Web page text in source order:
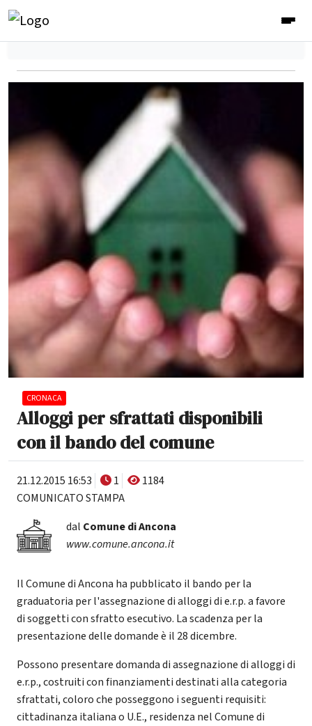
CRONACA
Alloggi per sfrattati disponibili
con il bando del comune
21.12.2015 16:53 1
1184
COMUNICATO STAMPA
dal Comune di Ancona
www.comune.ancona.it
Il Comune di Ancona ha pubblicato il bando per la
graduatoria per l'assegnazione di alloggi di e.r.p. a favore
di soggetti con sfratto esecutivo. La scadenza per la
presentazione delle domande è il 28 dicembre.
Possono presentare domanda di assegnazione di alloggi di
e.r.p., costruiti con finanziamenti destinati alla categoria
sfrattati, coloro che posseggono i seguenti requisiti:
cittadinanza italiana o U.E., residenza nel Comune di